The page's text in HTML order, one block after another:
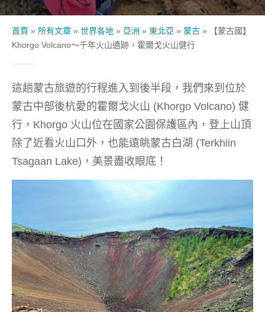
首頁 » 所有文章 » 世界各地 » 亞洲 » 東北亞 » 蒙古 »
【蒙古國】
Khorgo Volcano～千年火山遺跡，霍爾戈火山健行
這趟蒙古旅遊的行程進入到後半段，我們來到位於
蒙古中部後杭愛的霍爾戈火山 (Khorgo Volcano) 健
行，Khorgo 火山位在國家公園保護區內，登上山頂
除了近看火山口外，也能遠眺蒙古白湖 (Terkhiin
Tsagaan Lake)，美景盡收眼底！